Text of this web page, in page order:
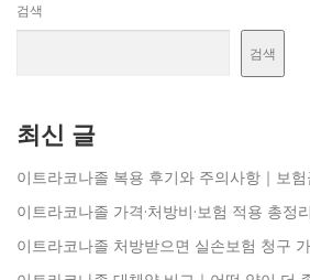
검색
검색
최신 글
이트라코나졸 복용 후기와 주의사항｜보
이트라코나졸 가격·처방비·보험 적용 총정리
이트라코나졸 처방받으면 실손보험 청구